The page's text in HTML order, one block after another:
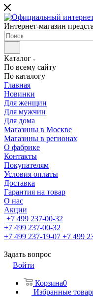
Интернет-магазин
Каталог
По всему сайту
По каталогу
Главная
Новинки
Для женщин
Для мужчин
Для дома
Магазины в Москве
Магазины в регионах
О фабрике
Контакты
Покупателям
Условия оплаты
Доставка
Гарантия на товар
О нас
Акции
+7 499 237-00-32
+7 499 237-00-32
+7 499 237-19-07 +7 499
Задать вопрос
Войти
Корзина0
Избранные